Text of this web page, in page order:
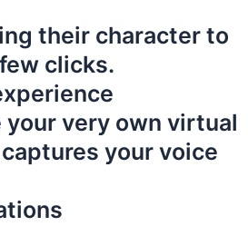
their character to
clicks.
your very own virtual
your voice